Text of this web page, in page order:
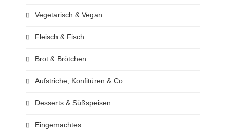
Vegetarisch & Vegan
Fleisch & Fisch
Brot & Brötchen
Aufstriche, Konfitüren & Co.
Desserts & Süßspeisen
Eingemachtes